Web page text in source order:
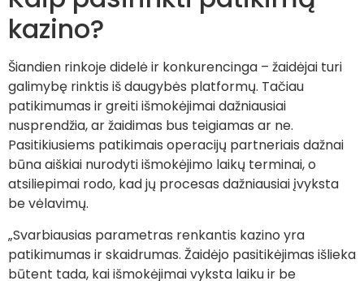
kazino?
Šiandien rinkoje didelė ir konkurencinga – žaidėjai turi
galimybę rinktis iš daugybės platformų. Tačiau
patikimumas ir greiti išmokėjimai dažniausiai
nusprendžia, ar žaidimas bus teigiamas ar ne.
Pasitikiusiems patikimais operacijų partneriais dažnai
būna aiškiai nurodyti išmokėjimo laikų terminai, o
atsiliepimai rodo, kad jų procesas dažniausiai įvyksta
be vėlavimų.
„Svarbiausias parametras renkantis kazino yra
patikimumas ir skaidrumas. Žaidėjo pasitikėjimas išlieka
būtent tada, kai išmokėjimai vyksta laiku ir be